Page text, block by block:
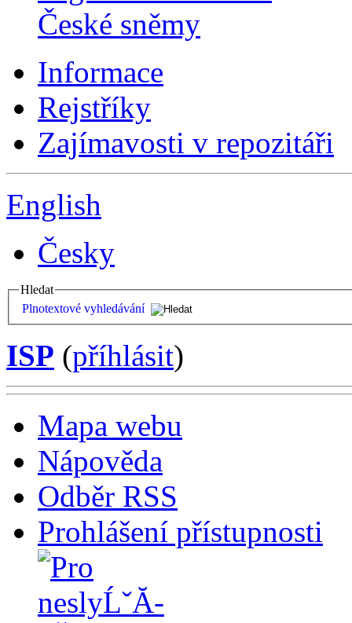
České sněmy
Informace
Rejstříky
Zajímavosti v repozitáři
English
Česky
Hledat
Plnotextové vyhledávání
ISP (příhlásit)
Mapa webu
Nápověda
Odběr RSS
Prohlášení přístupnosti